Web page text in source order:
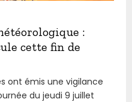
:
cette fin de
ont émis une vigilance
du jeudi 9 juillet